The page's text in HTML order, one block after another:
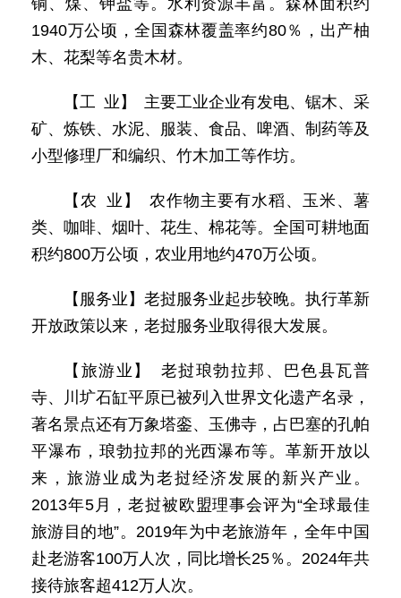
铜、煤、钾盐等。水利资源丰富。森林面积约
1940万公顷，全国森林覆盖率约80％，出产柚
木、花梨等名贵木材。
【工 业】 主要工业企业有发电、锯木、采
矿、炼铁、水泥、服装、食品、啤酒、制药等及
小型修理厂和编织、竹木加工等作坊。
【农 业】 农作物主要有水稻、玉米、薯
类、咖啡、烟叶、花生、棉花等。全国可耕地面
积约800万公顷，农业用地约470万公顷。
【服务业】老挝服务业起步较晚。执行革新
开放政策以来，老挝服务业取得很大发展。
【旅游业】 老挝琅勃拉邦、巴色县瓦普
寺、川圹石缸平原已被列入世界文化遗产名录，
著名景点还有万象塔銮、玉佛寺，占巴塞的孔帕
平瀑布，琅勃拉邦的光西瀑布等。革新开放以
来，旅游业成为老挝经济发展的新兴产业。
2013年5月，老挝被欧盟理事会评为“全球最佳
旅游目的地”。2019年为中老旅游年，全年中国
赴老游客100万人次，同比增长25％。2024年共
接待旅客超412万人次。